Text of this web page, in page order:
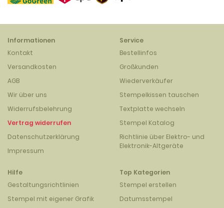
Informationen
Kontakt
Versandkosten
AGB
Wir über uns
Widerrufsbelehrung
Vertrag widerrufen
Datenschutzerklärung
Impressum
Service
Bestellinfos
Großkunden
Wiederverkäufer
Stempelkissen tauschen
Textplatte wechseln
Stempel Katalog
Richtlinie über Elektro- und
Elektronik-Altgeräte
Hilfe
Gestaltungsrichtlinien
Stempel mit eigener Grafik
Top Kategorien
Stempel erstellen
Datumsstempel